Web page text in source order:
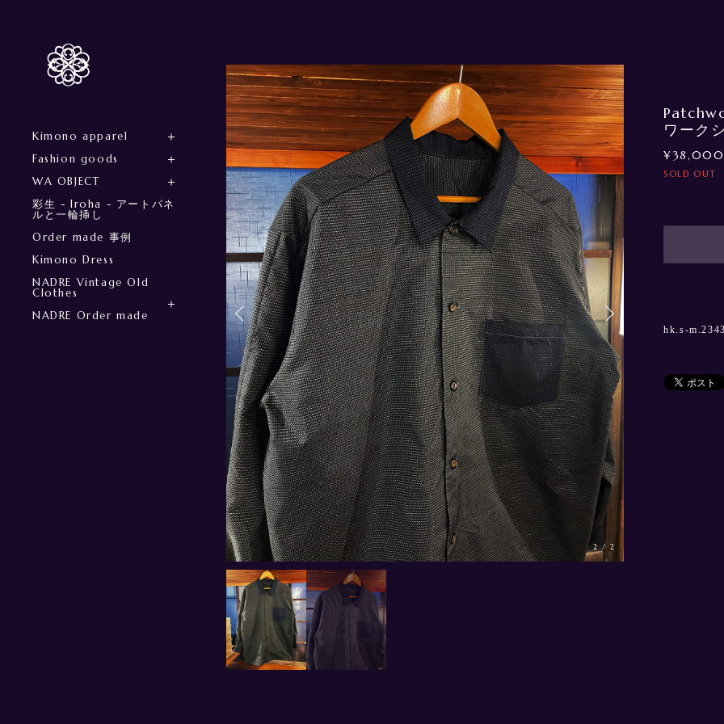
Kimono apparel
Fashion goods
WA OBJECT
彩生 - Iroha - アートパネ
ルと一輪挿し
Order made 事例
Kimono Dress
NADRE Vintage Old
Clothes
NADRE Order made
2 /2
ワーク
¥38,000
SOLD OUT
hk.s-